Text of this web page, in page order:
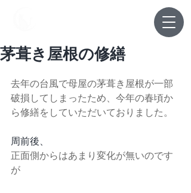
茅葺き屋根の修繕
去年の台風で母屋の茅葺き屋根が一部
破損してしまったため、今年の春頃か
ら修繕をしていただいておりました。
周前後、
正面側からはあまり変化が無いのです
が